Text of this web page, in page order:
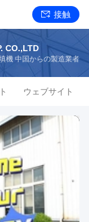
接触
CO.,LTD
機 中国からの製造業者
ウェブサイト